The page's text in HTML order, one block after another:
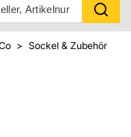
Sockel & Zubehör